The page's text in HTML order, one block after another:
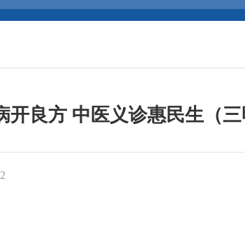
开良方 中医义诊惠民生（三